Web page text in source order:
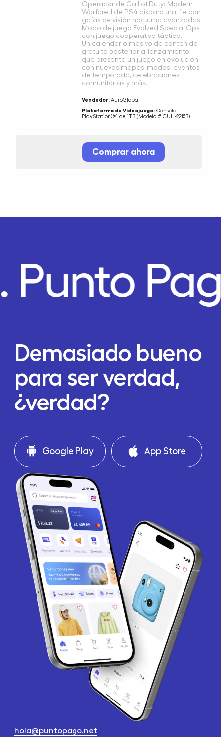
Operador de Call of Duty: Modern
Warfare II de PS4 dispara un rifle con
gafas de visión nocturna avanzadas
Modo de juego Evolved Special Ops
con juego cooperativo táctico.
Un calendario masivo de contenido
gratuito posterior al lanzamiento
que presenta un juego en evolución
con nuevos mapas, modos, eventos
de temporada, celebraciones
comunitarias y más.
Vendedor: AuroGlobal
Plataforma de Videojuego: Consola
PlayStation®4 de 1TB (Modelo # CUH-2215B)
Comprar ahora
Punto
Demasiado bueno
para ser verdad,
¿verdad?
Google Play App Store
hola@puntopago.net